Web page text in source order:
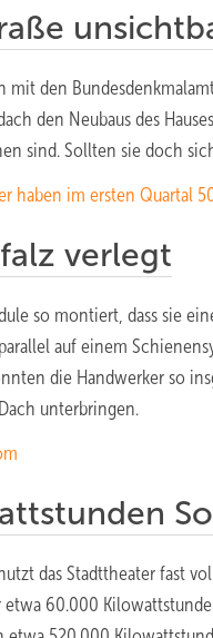
mit den
den Neubaus des
sind. Sollten sie doch
haben im ersten Quartal
verlegt
so montiert, dass sie
auf einem
die Handwerker so
unterbringen.
das Stadttheater fast
etwa 60.000